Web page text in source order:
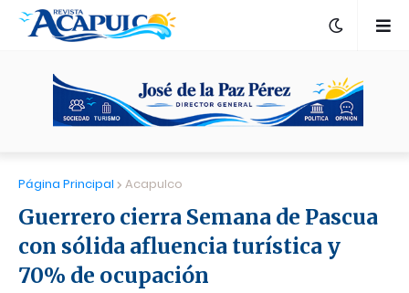
Página Principal Acapulco
Guerrero cierra Semana de Pascua
con sólida afluencia turística y
70% de ocupación